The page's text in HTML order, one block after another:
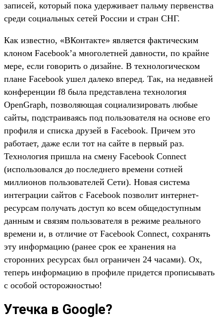
записей, который пока удерживает пальму первенства
среди социальных сетей России и стран СНГ.
Как известно, «ВКонтакте» является фактическим
клоном Facebook’а многолетней давности, по крайне
мере, если говорить о дизайне. В технологическом
плане Facebook ушел далеко вперед. Так, на недавней
конференции f8 была представлена технология
OpenGraph, позволяющая социализировать любые
сайты, подстраиваясь под пользователя на основе его
профиля и списка друзей в Facebook. Причем это
работает, даже если тот на сайте в первый раз.
Технология пришла на смену Facebook Connect
(использовался до последнего времени сотней
миллионов пользователей Сети). Новая система
интеграции сайтов с Facebook позволит интернет-
ресурсам получать доступ ко всем общедоступным
данным и связям пользователя в режиме реального
времени и, в отличие от Facebook Connect, сохранять
эту информацию (ранее срок ее хранения на
сторонних ресурсах был ограничен 24 часами). Ох,
теперь информацию в профиле придется прописывать
с особой осторожностью!
Утечка в Google?